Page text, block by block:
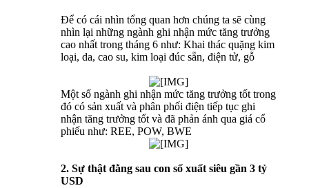
Để có cái nhìn tổng quan hơn chúng ta sẽ cùng
nhìn lại những ngành ghi nhận mức tăng trưởng
cao nhất trong tháng 6 như: Khai thác quặng kim
loại, da, cao su, kim loại đúc sẵn, điện tử, gỗ
Một số ngành ghi nhận mức tăng trưởng tốt trong
đó có sản xuất và phân phối điện tiếp tục ghi
nhận tăng trưởng tốt và đã phản ánh qua giá cổ
phiếu như: REE, POW, BWE
2. Sự thật đằng sau con số xuất siêu gần 3 tỷ
USD